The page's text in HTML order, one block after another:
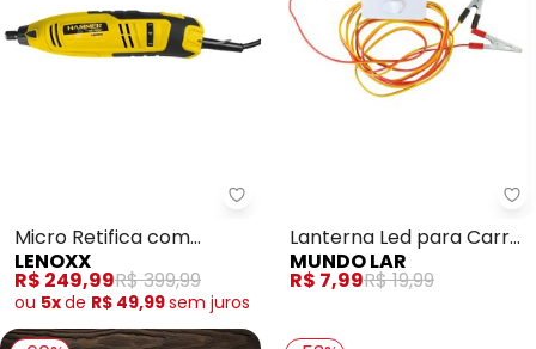
Lenoxx - Micro Retifica com
Micro Retifica com
Maleta 127 V
LENOXX
R$ 249,99R$ 399,99
ou 5xde R$ 49,99sem juros
Lanterna Led para Carro
Branco
MUNDO LAR
R$ 7,99R$ 19,99